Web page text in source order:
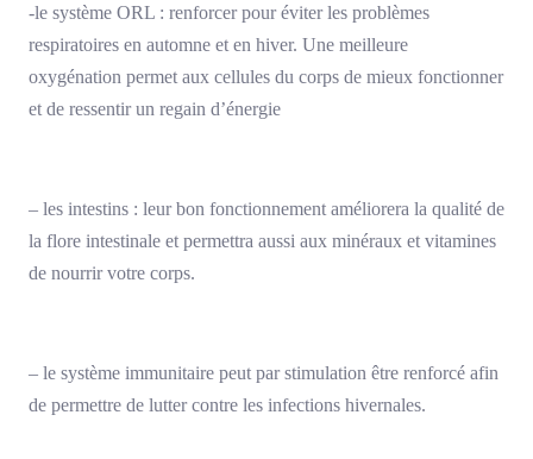
-le système ORL : renforcer pour éviter les problèmes
respiratoires en automne et en hiver. Une meilleure
oxygénation permet aux cellules du corps de mieux fonctionner
et de ressentir un regain d’énergie
– les intestins : leur bon fonctionnement améliorera la qualité de
la flore intestinale et permettra aussi aux minéraux et vitamines
de nourrir votre corps.
– le système immunitaire peut par stimulation être renforcé afin
de permettre de lutter contre les infections hivernales.